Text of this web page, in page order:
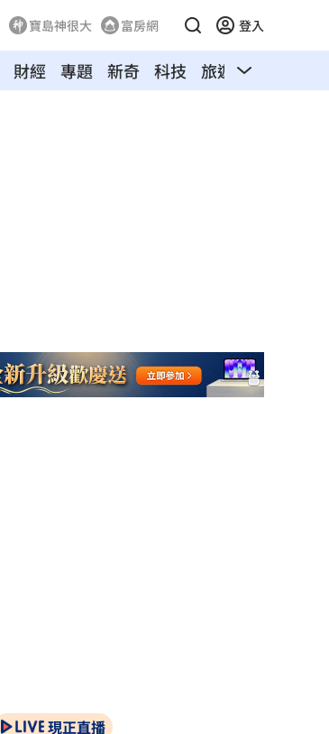
寶島神很大 富房網 登入
財經 專題 新奇 科技 旅遊 汽車
現正直播